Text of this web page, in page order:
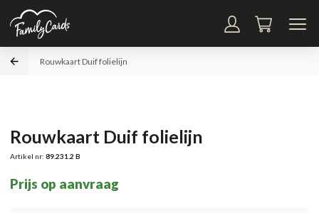
Rouwkaart Duif folielijn
Rouwkaart Duif folielijn
Artikel nr: 89.231.2 B
Prijs op aanvraag